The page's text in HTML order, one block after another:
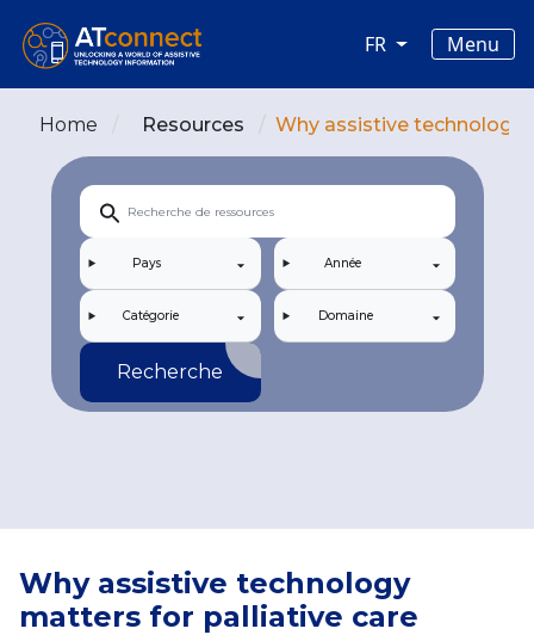
Main navigation
FR Menu
Home Resources Why assistive technology
Pays Année
Catégorie Domaine
Recherche
Why assistive technology
matters for palliative care